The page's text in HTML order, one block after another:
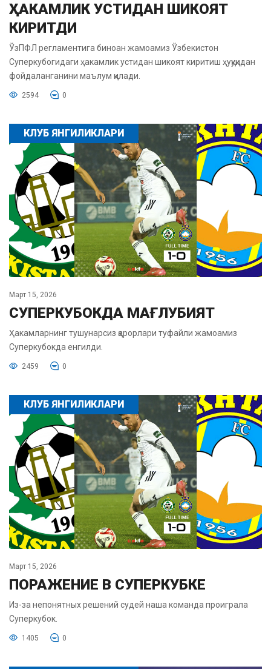
ҲАКАМЛИК УСТИДАН ШИКОЯТ
КИРИТДИ
ЎзПФЛ регламентига биноан жамоамиз Ўзбекистон
Суперкубогидаги ҳакамлик устидан шикоят киритиш ҳуқуқидан
фойдаланганини маълум қилади.
2594 0
КЛУБ ЯНГИЛИКЛАРИ
Март 15, 2026
СУПЕРКУБОКДА МАҒЛУБИЯТ
Ҳакамларнинг тушунарсиз қарорлари туфайли жамоамиз
Суперкубокда енгилди.
2459 0
КЛУБ ЯНГИЛИКЛАРИ
Март 15, 2026
ПОРАЖЕНИЕ В СУПЕРКУБКЕ
Из-за непонятных решений судей наша команда проиграла
Суперкубок.
1405 0